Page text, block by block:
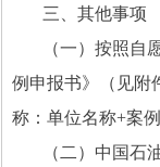
三、其他事项
（一）按照自
例申报书》（见附
称：单位名称+案
（二）中国石